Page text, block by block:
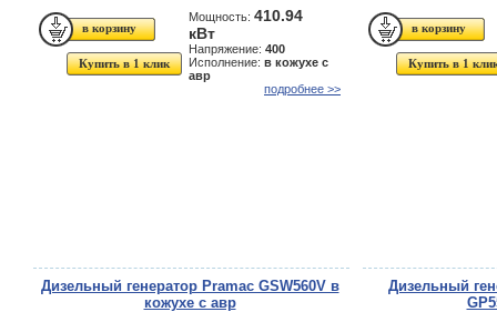
Купить в 1 клик
Мощность: 410.94
кВт
Напряжение: 400
Исполнение: в кожухе с
авр
подробнее >>
Купить в 1
Дизельный генератор Pramac GSW560V в
кожухе с авр
Дизельный